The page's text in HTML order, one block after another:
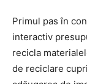
Primul pas în
interactiv
recicla
de reciclare